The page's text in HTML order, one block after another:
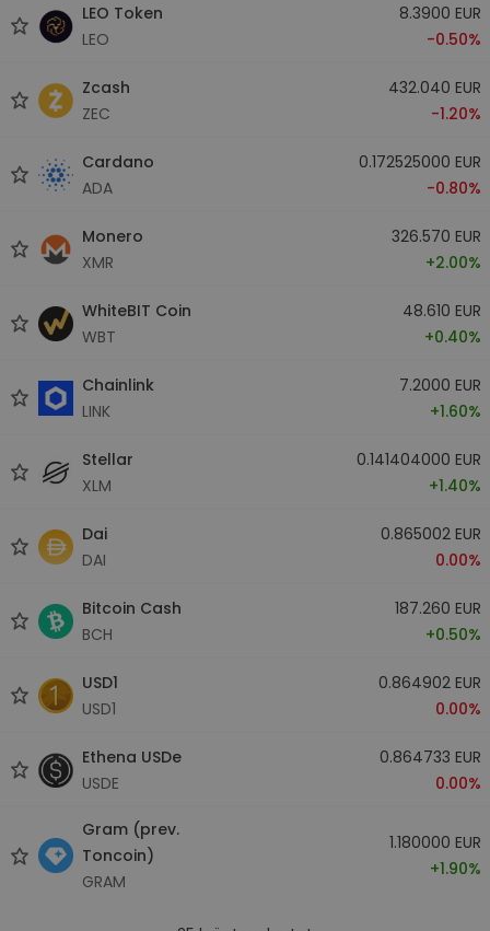
LEO Token
LEO
8.3900 EUR
-0.50%
Zcash
ZEC
432.040 EUR
-1.20%
Cardano
ADA
0.172525000 EUR
-0.80%
Monero
XMR
326.570 EUR
+2.00%
WhiteBIT Coin
WBT
48.610 EUR
+0.40%
Chainlink
LINK
7.2000 EUR
+1.60%
Stellar
XLM
0.141404000 EUR
+1.40%
Dai
DAI
0.865002 EUR
0.00%
Bitcoin Cash
BCH
187.260 EUR
+0.50%
USD1
USD1
0.864902 EUR
0.00%
Ethena USDe
USDE
0.864733 EUR
0.00%
Gram (prev.
Toncoin)
GRAM
1.180000 EUR
+1.90%